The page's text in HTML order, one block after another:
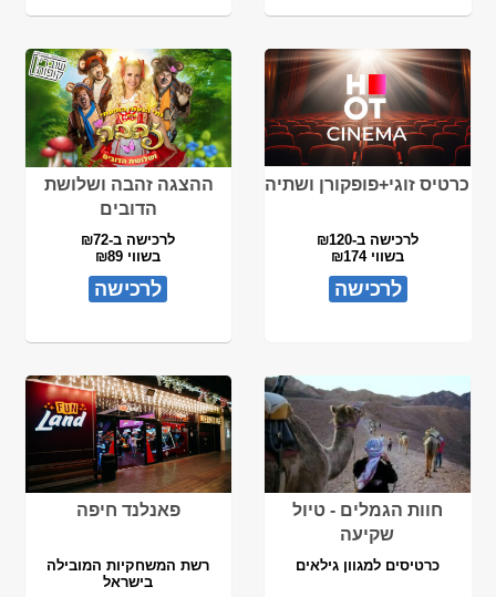
כרטיס זוגי+פופקורן ושתיה
לרכישה ב-₪120
בשווי ₪174
לרכישה
ההצגה זהבה ושלושת
הדובים
לרכישה ב-₪72
בשווי ₪89
לרכישה
חוות הגמלים - טיול
שקיעה
כרטיסים למגוון גילאים
פאנלנד חיפה
רשת המשחקיות המובילה
בישראל